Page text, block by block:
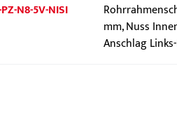
N8-5V-NISI
mm, Nuss
Anschlag